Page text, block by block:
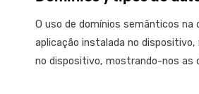
O uso de domínios semânticos
aplicação instalada no
no dispositivo, mostrando-nos as